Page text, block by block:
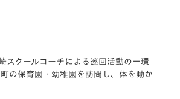
スクールコーチによる巡回活動の一環
の保育園・幼稚園を訪問し、 体を動か